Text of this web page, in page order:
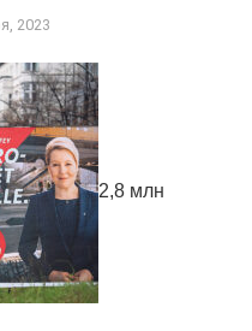
2023
2,8 млн